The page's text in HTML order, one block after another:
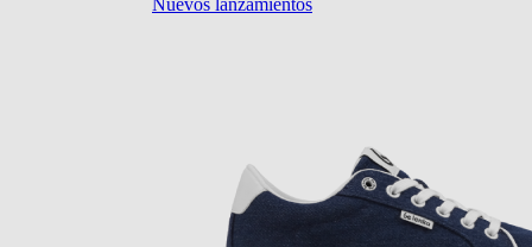
Nuevos lanzamientos